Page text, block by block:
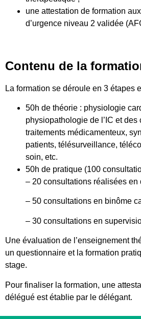
une attestation de formation
d’urgence niveau 2 validée
Contenu de la
La formation se déroule en 3 étapes
50h de théorie : physiologie
physiopathologie de l’IC et des
traitements médicamenteux,
patients, télésurveillance,
soin, etc.
50h de pratique (100
– 20 consultations réalisées en
– 50 consultations en binôme
– 30 consultations en
Une évaluation de l’enseignement
un questionnaire et la formation
stage.
Pour finaliser la formation, une
délégué est établie par le délégant.